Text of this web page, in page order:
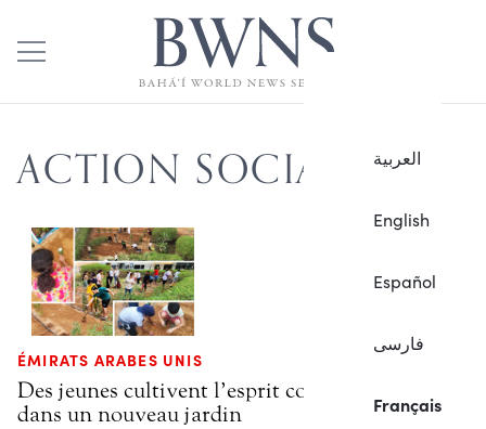
العربية
English
Español
فارسی
Français
ACTION SOCIALE
ÉMIRATS ARABES UNIS
Des jeunes cultivent l’esprit communautaire
dans un nouveau jardin